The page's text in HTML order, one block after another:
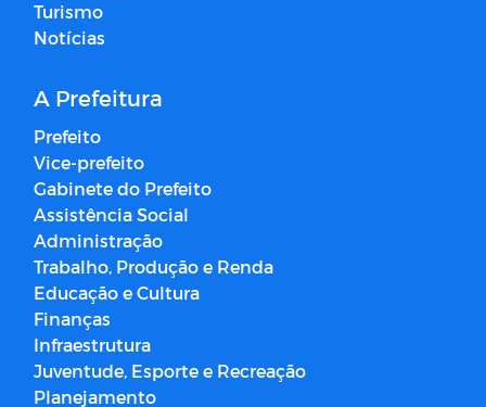
Turismo
Notícias
A Prefeitura
Prefeito
Vice-prefeito
Gabinete do Prefeito
Assistência Social
Administração
Trabalho, Produção e Renda
Educação e Cultura
Finanças
Infraestrutura
Juventude, Esporte e Recreação
Planejamento